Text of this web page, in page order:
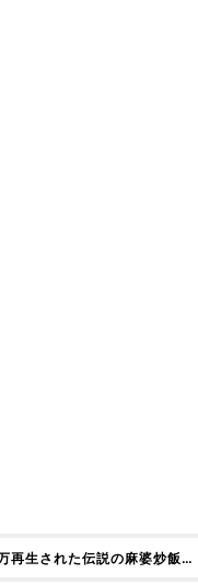
再生された伝説の麻婆炒飯…